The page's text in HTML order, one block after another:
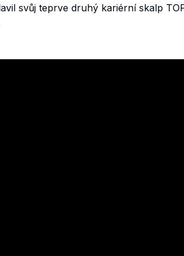
svůj teprve druhý kariérní skalp